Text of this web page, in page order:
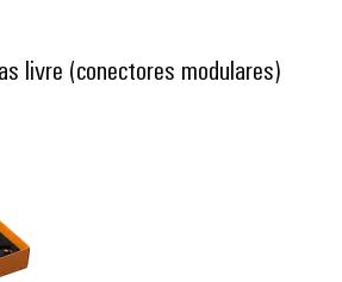
livre (conectores modulares)